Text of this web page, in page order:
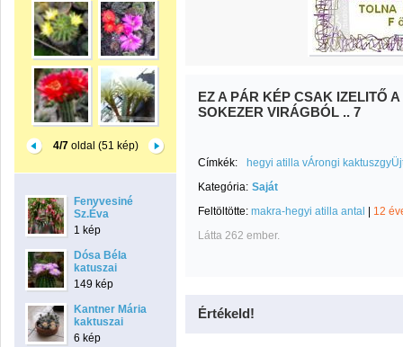
4/7oldal (51 kép)
Fenyvesiné
Sz.Éva
1 kép
Dósa Béla
katuszai
149 kép
Kantner Mária
kaktuszai
6 kép
EZ A PÁR KÉP CSAK IZELITŐ
SOKEZER VIRÁGBÓL .. 7
Címkék:
hegyi atilla vÁrongi
Kategória: Saját
Feltöltötte: makra-hegyi atilla antal
12
Látta 262 ember.
Értékeld!